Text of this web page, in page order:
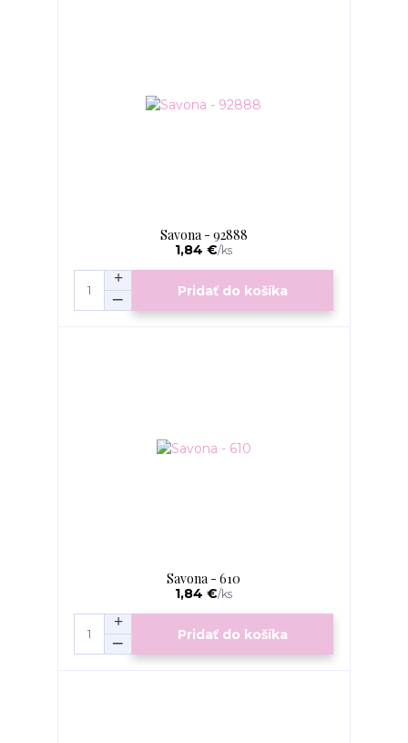
Savona - 92888
1,84 €/ks
Pridať do košíka
Savona - 610
1,84 €/ks
Pridať do košíka